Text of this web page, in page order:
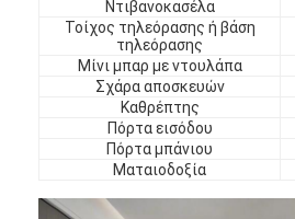
Έπιπλα Σταθερής Τοποθέτησης
Επικαλυμμένα έπιπλα
Ντιβανοκασέλα
Τοίχος τηλεόρασης ή βάση
τηλεόρασης
Μίνι μπαρ με ντουλάπα
Σχάρα αποσκευών
Καθρέπτης
Πόρτα εισόδου
Πόρτα μπάνιου
Ματαιοδοξία